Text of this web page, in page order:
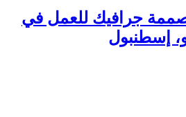
جرافيك للعمل في
إسطنبول